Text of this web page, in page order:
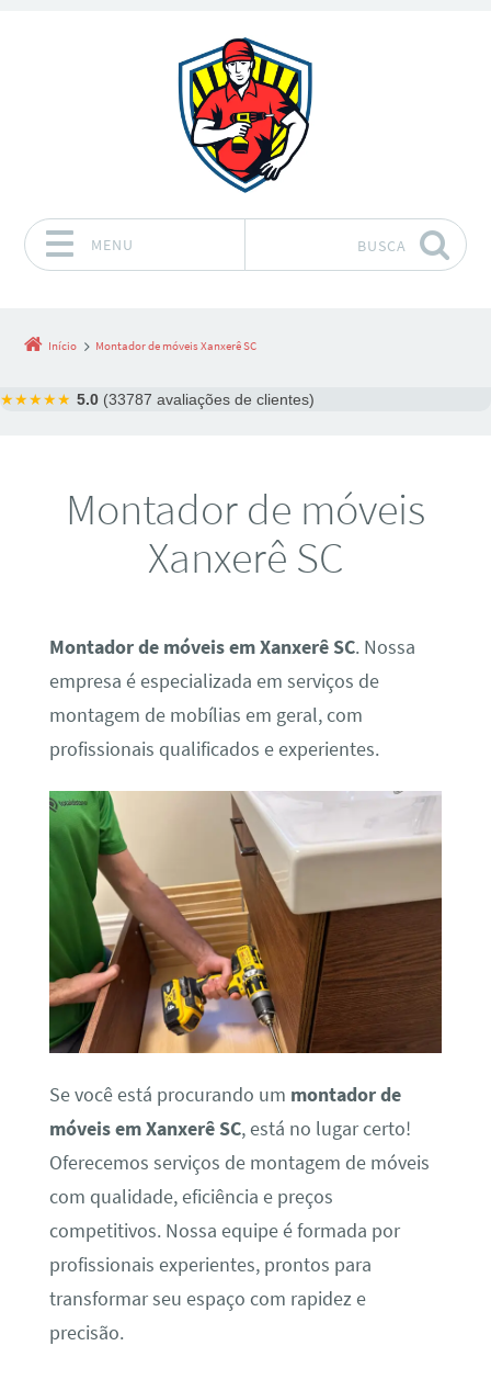
MENU BUSCA
Início Montador de móveis Xanxerê SC
★★★★★ 5.0 (33787 avaliações de clientes)
Montador de móveis
Xanxerê SC
Montador de móveis em Xanxerê SC. Nossa
empresa é especializada em serviços de
montagem de mobílias em geral, com
profissionais qualificados e experientes.
Se você está procurando um montador de
móveis em Xanxerê SC, está no lugar certo!
Oferecemos serviços de montagem de móveis
com qualidade, eficiência e preços
competitivos. Nossa equipe é formada por
profissionais experientes, prontos para
transformar seu espaço com rapidez e
precisão.